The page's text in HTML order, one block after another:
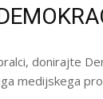
donirajte
medijskega